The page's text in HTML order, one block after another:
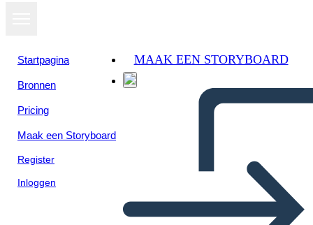
Startpagina
Bronnen
Pricing
Maak een Storyboard
Register
Inloggen
MAAK EEN STORYBOARD